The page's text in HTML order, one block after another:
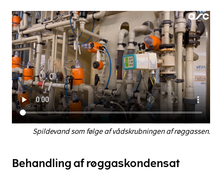
Spildevand som følge af vådskrubningen af røggassen.
Behandling af røggaskondensat